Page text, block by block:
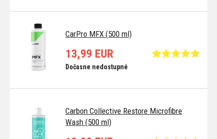
CarPro MFX (500 ml)
13,99 EUR
Dočasne nedostupné
Carbon Collective Restore Microfibre
Wash (500 ml)